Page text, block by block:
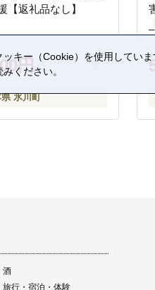
【返礼品なし】
円
氷川町
酒
旅行・宿泊・体験
キー（Cookie）を使用してい
ください。